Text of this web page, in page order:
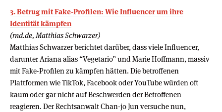
3. Betrug mit Fake-Profilen: Wie Influencer um ihre
Identität kämpfen
(rnd.de, Matthias Schwarzer)
Matthias Schwarzer berichtet darüber, dass viele Influencer,
darunter Ariana alias “Vegetario” und Marie Hoffmann, massiv
mit Fake-Profilen zu kämpfen hätten. Die betroffenen
Plattformen wie TikTok, Facebook oder YouTube würden oft
kaum oder gar nicht auf Beschwerden der Betroffenen
reagieren. Der Rechtsanwalt Chan-jo Jun versuche nun,